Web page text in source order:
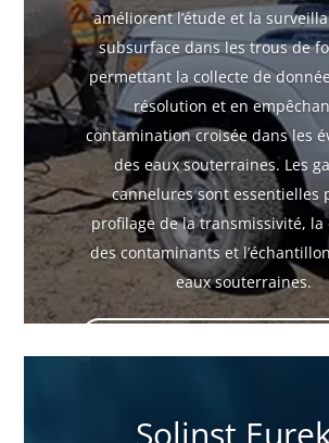
améliorent l’étude et la
subsurface dans les trous de
permettant la collecte de
résolution et en
contamination croisée dans les
des eaux souterraines. Les
cannelures sont essentielles
profilage de la transmissivité, la
des contaminants et
eaux souterraines.
Solinst